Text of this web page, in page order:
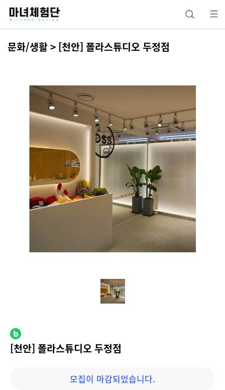
문화/생활 > [천안] 폴라스튜디오 두정점
[천안] 폴라스튜디오 두정점
모집이 마감되었습니다.